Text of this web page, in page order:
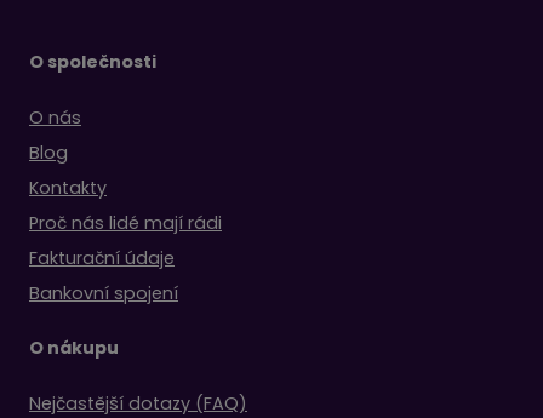
O společnosti
O nás
Blog
Kontakty
Proč nás lidé mají rádi
Fakturační údaje
Bankovní spojení
O nákupu
Nejčastější dotazy (FAQ)